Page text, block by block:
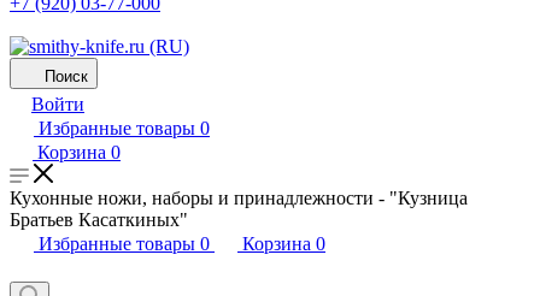
Поиск
Войти
Избранные товары 0
Корзина 0
Кухонные ножи, наборы и принадлежности - "Кузница
Братьев Касаткиных"
Избранные товары 0 Корзина 0